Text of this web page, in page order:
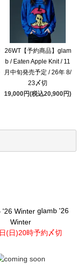
26WT【予約商品】glam
b / Eaten Apple Knit / 11
月中旬発売予定 / 26年 8/
23〆切
19,000円(税込20,900円)
glamb '26
Winter
(日)20時予約〆切